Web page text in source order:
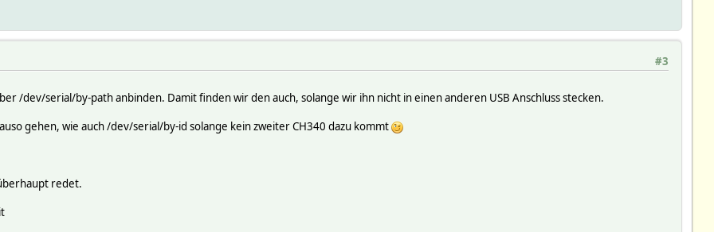
speed USB device number 3 using dwc_otg
speed USB device number 4 using dwc_otg
device found, idVendor=1a86, idProduct=7523
device strings: Mfr=0, Product=2, SerialNumber=0
USB2.0-Serial
new interface driver brcmfmac
new interface driver usbserial
new interface driver usbserial_generic
support registered for generic
new interface driver ch341
support registered for ch341-uart
converter now attached to ttyUSB0
#3
/dev/serial/by-path anbinden. Damit finden wir den auch, solange wir ihn nicht in einen anderen USB Anschluss stecken.
gehen, wie auch /dev/serial/by-id solange kein zweiter CH340 dazu kommt
redet.